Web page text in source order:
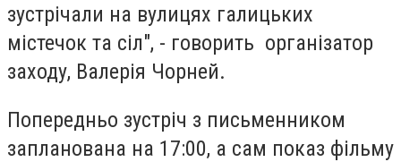
зустрічали на вулицях галицьких
містечок та сіл", - говорить організатор
заходу, Валерія Чорней.
Попередньо зустріч з письменником
запланована на 17:00, а сам показ фільму